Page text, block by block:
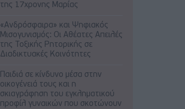
της 17χρονης Μαρίας
«Ανδρόσφαιρα» και Ψηφιακός
Μισογυνισμός: Οι Αθέατες Απειλές
της Τοξικής Ρητορικής σε
Διαδικτυακές Κοινότητες
Παιδιά σε κίνδυνο μέσα στην
οικογένειά τους και η
σκιαγράφηση του εγκληματικού
προφίλ γυναικών που σκοτώνουν